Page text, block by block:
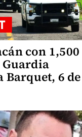
con 1,500
Guardia
Barquet, 6 de